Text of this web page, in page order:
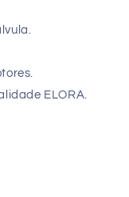
ELORA.